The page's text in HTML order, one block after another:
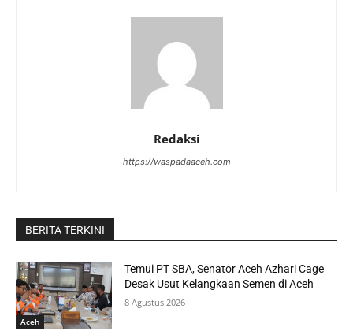
Redaksi
https://waspadaaceh.com
BERITA TERKINI
Aceh
Temui PT SBA, Senator Aceh Azhari Cage
Desak Usut Kelangkaan Semen di Aceh
8 Agustus 2026